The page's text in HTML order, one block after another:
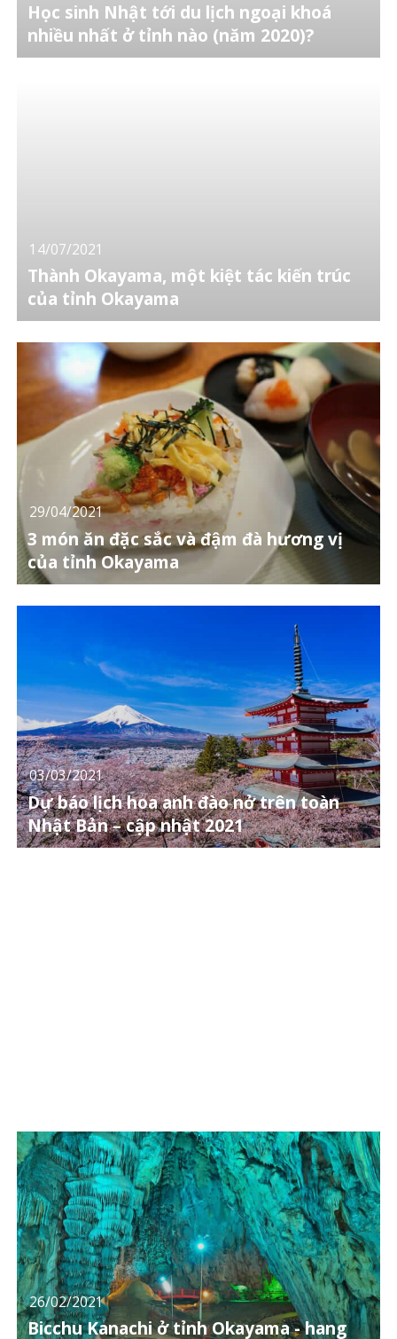
Học sinh Nhật tới du lịch ngoại khoá
nhiều nhất ở tỉnh nào (năm 2020)?
14/07/2021
Thành Okayama, một kiệt tác kiến trúc
của tỉnh Okayama
29/04/2021
3 món ăn đặc sắc và đậm đà hương vị
của tỉnh Okayama
03/03/2021
Dự báo lịch hoa anh đào nở trên toàn
Nhật Bản – cập nhật 2021
26/02/2021
Bicchu Kanachi ở tỉnh Okayama - hang